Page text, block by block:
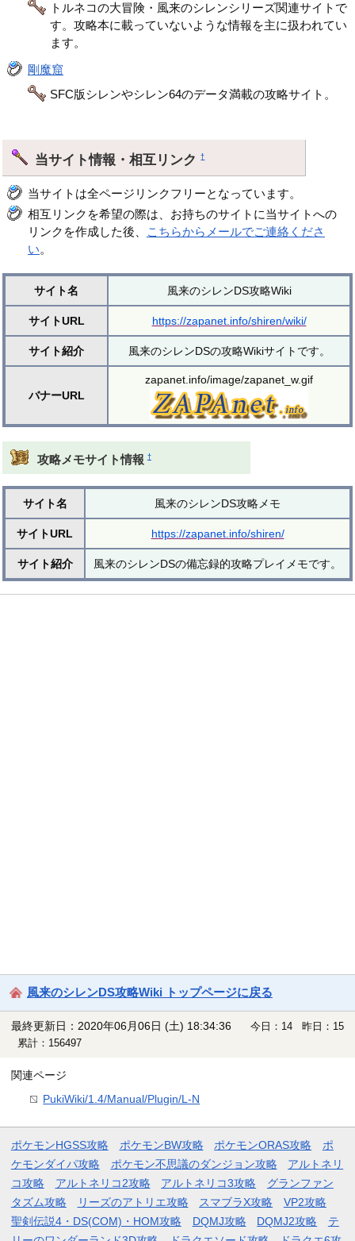
トルネコの大冒険・風来のシレンシリーズ関連サイトで
す。攻略本に載っていないような情報を主に扱われてい
ます。
剛魔窟
SFC版シレンやシレン64のデータ満載の攻略サイト。
当サイト情報・相互リンク†
当サイトは全ページリンクフリーとなっています。
相互リンクを希望の際は、お持ちのサイトに当サイトへの
リンクを作成した後、
こちらからメールでご連絡くださ
い。
サイト名 風来のシレンDS攻略Wiki
サイトURL https://zapanet.info/shiren/wiki/
サイト紹介 風来のシレンDSの攻略Wikiサイトです。
バナーURL
zapanet.info/image/zapanet_w.gif
攻略メモサイト情報 †
サイト名 風来のシレンDS攻略メモ
サイトURL https://zapanet.info/shiren/
サイト紹介 風来のシレンDSの備忘録的攻略プレイメモです。
風来のシレンDS攻略Wiki トップページに戻る
最終更新日：2020年06月06日 (土) 18:34:36
今日：14 昨日：15
累計：156497
関連ページ
PukiWiki/1.4/Manual/Plugin/L-N
ポケモンHGSS攻略 ポケモンBW攻略 ポケモンORAS攻略
ポ
ケモンダイパ攻略
ポケモン不思議のダンジョン攻略
アルトネリ
コ攻略
アルトネリコ2攻略 アルトネリコ3攻略
グランファン
タズム攻略
リーズのアトリエ攻略 スマブラX攻略
VP2攻略
聖剣伝説4・DS(COM)・HOM攻略
DQMJ攻略 DQMJ2攻略
テ